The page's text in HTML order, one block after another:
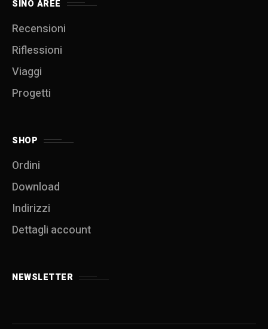
SINO AREE
Recensioni
Riflessioni
Viaggi
Progetti
SHOP
Ordini
Download
Indirizzi
Dettagli account
NEWSLETTER